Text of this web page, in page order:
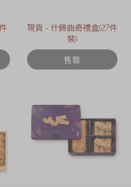
現貨 - 什錦曲奇禮盒(27件
裝)
售罄